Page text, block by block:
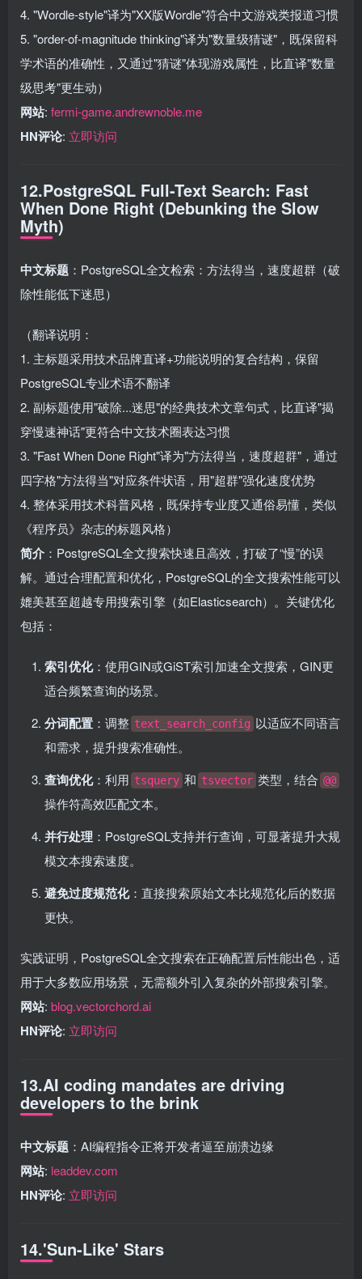
4. "Wordle-style"译为"XX版Wordle"符合中文游戏类报道习惯
5. "order-of-magnitude thinking"译为"数量级猜谜"，既保留科
学术语的准确性，又通过"猜谜"体现游戏属性，比直译"数量
级思考"更生动）
网站: fermi-game.andrewnoble.me
HN评论: 立即访问
12.PostgreSQL Full-Text Search: Fast
When Done Right (Debunking the Slow
Myth)
中文标题 ：PostgreSQL全文检索：方法得当，速度超群（破
除性能低下迷思）
（翻译说明：
1. 主标题采用技术品牌直译+功能说明的复合结构，保留
PostgreSQL专业术语不翻译
2. 副标题使用"破除...迷思"的经典技术文章句式，比直译"揭
穿慢速神话"更符合中文技术圈表达习惯
3. "Fast When Done Right"译为"方法得当，速度超群"，通过
四字格"方法得当"对应条件状语，用"超群"强化速度优势
4. 整体采用技术科普风格，既保持专业度又通俗易懂，类似
《程序员》杂志的标题风格）
简介 ：PostgreSQL全文搜索快速且高效，打破了“慢”的误
解。通过合理配置和优化，PostgreSQL的全文搜索性能可以
媲美甚至超越专用搜索引擎（如Elasticsearch）。关键优化
包括：
索引优化：使用GIN或GiST索引加速全文搜索，GIN更
适合频繁查询的场景。
分词配置 ：调整 text_search_config 以适应不同语言
和需求，提升搜索准确性。
查询优化：利用 tsquery 和 tsvector 类型，结合 @@
操作符高效匹配文本。
并行处理 ：PostgreSQL支持并行查询，可显著提升大规
模文本搜索速度。
避免过度规范化：直接搜索原始文本比规范化后的数据
更快。
实践证明，PostgreSQL全文搜索在正确配置后性能出色，适
用于大多数应用场景，无需额外引入复杂的外部搜索引擎。
网站: blog.vectorchord.ai
HN评论: 立即访问
13.AI coding mandates are driving
developers to the brink
中文标题 ：AI编程指令正将开发者逼至崩溃边缘
网站: leaddev.com
HN评论: 立即访问
14.'Sun-Like' Stars